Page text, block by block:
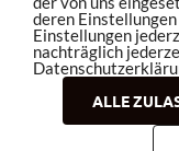
Copyright © 2026
deren
Einstellungen
nachträglich
ALLE